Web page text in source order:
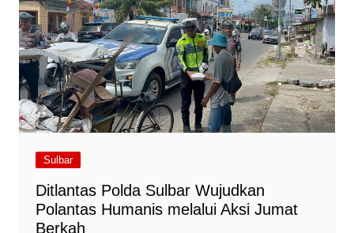
Sulbar
Ditlantas Polda Sulbar Wujudkan
Polantas Humanis melalui Aksi Jumat
Berkah